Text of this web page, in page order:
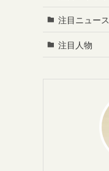
注目ニュース
注目人物